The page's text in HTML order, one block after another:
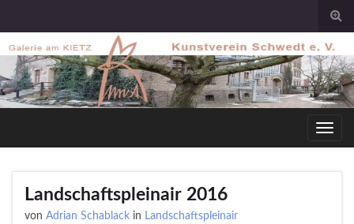
Landschaftspleinair 2016
von Adrian Schablack in Landschaftspleinair